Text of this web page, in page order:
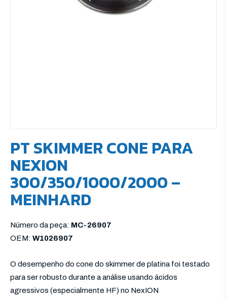
PT SKIMMER CONE PARA
NEXION
300/350/1000/2000 –
MEINHARD
Número da peça: MC-26907
OEM: W1026907
O desempenho do cone do skimmer de platina foi testado
para ser robusto durante a análise usando ácidos
agressivos (especialmente HF) no NexION